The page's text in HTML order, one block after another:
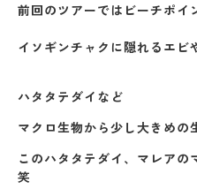
前回のツアーではビーチポイ
イソギンチャクに隠れるエビ
ハタタテダイなど
マクロ生物から少し大きめの
このハタタテダイ、マレアの
笑